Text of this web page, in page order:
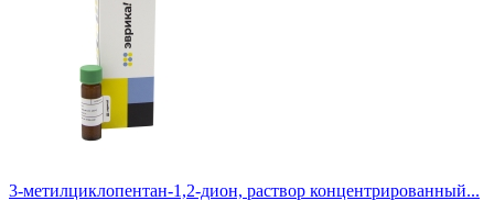
3-метилциклопентан-1,2-дион, раствор концентрированный...